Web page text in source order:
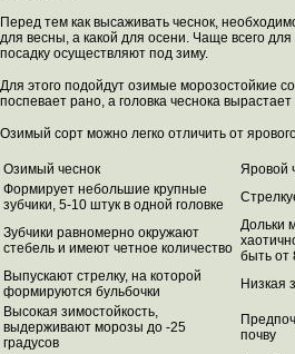
Перед тем как высаживать чеснок,
для весны, а какой для осени. Чаще всего
посадку осуществляют под зиму.
Для этого подойдут озимые морозостойкие
поспевает рано, а головка чеснока
Озимый сорт можно легко отличить от
Озимый чеснок
Яровой
Формирует небольшие крупные
зубчики, 5-10 штук в одной головке
Зубчики равномерно окружают
стебель и имеют четное количество
Дольки
быть от
Выпускают стрелку, на которой
формируются бульбочки
Низкая
Высокая зимостойкость,
выдерживают морозы до -25
градусов
почву